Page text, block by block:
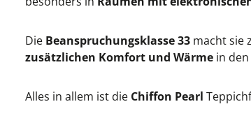
Die Beanspruchungsklasse 33 macht sie
zusätzlichen Komfort und Wärme in
Alles in allem ist die Chiffon Pearl